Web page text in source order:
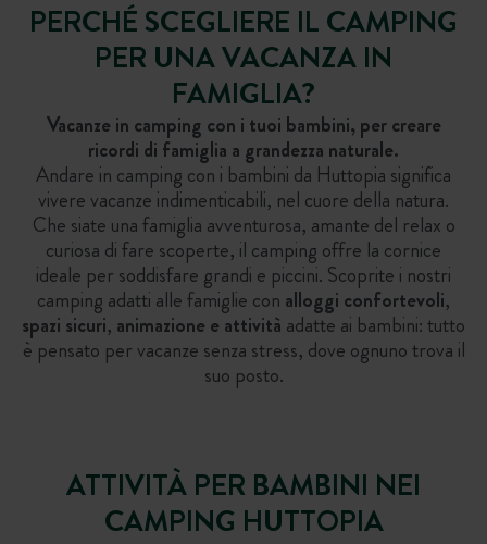
PERCHÉ SCEGLIERE IL CAMPING
PER UNA VACANZA IN
FAMIGLIA?
Vacanze in camping con i tuoi bambini, per creare
ricordi di famiglia a grandezza naturale.
Andare in camping con i bambini da Huttopia significa
vivere vacanze indimenticabili, nel cuore della natura.
Che siate una famiglia avventurosa, amante del relax o
curiosa di fare scoperte, il camping offre la cornice
ideale per soddisfare grandi e piccini. Scoprite i nostri
camping adatti alle famiglie con alloggi confortevoli,
spazi sicuri, animazione e attività adatte ai bambini: tutto
è pensato per vacanze senza stress, dove ognuno trova il
suo posto.
ATTIVITÀ PER BAMBINI NEI
CAMPING HUTTOPIA